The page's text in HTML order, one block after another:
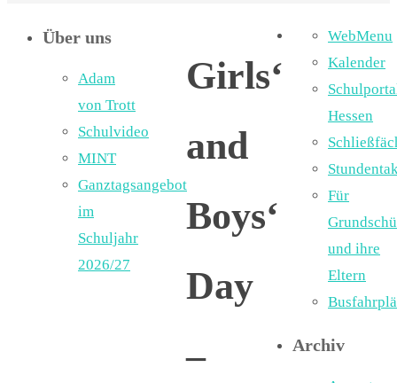
Girls‘
and
Boys‘
Day
–
Über uns
Adam
von Trott
Schulvideo
MINT
Ganztagsangebot
im
Schuljahr
2026/27
WebMenu
Kalender
Hessen
Für
und ihre
Eltern
Archiv